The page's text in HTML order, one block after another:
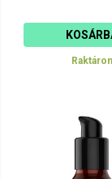
Raktáron